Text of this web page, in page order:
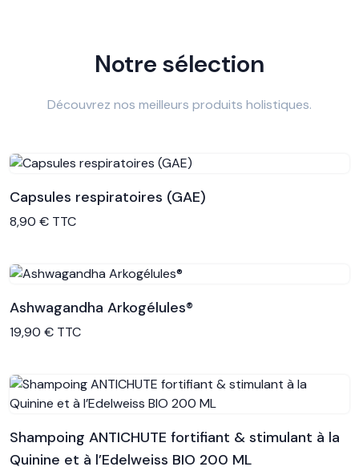
Notre sélection
Découvrez nos meilleurs produits holistiques.
Voir le produit
Capsules respiratoires (GAE)
8,90 € TTC
Voir le produit
Ashwagandha Arkogélules®
19,90 € TTC
Voir le produit
Shampoing ANTICHUTE fortifiant & stimulant à la
Quinine et à l’Edelweiss BIO 200 ML